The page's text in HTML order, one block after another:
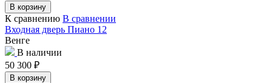
В корзину
К сравнению В сравнении
Входная дверь Пиано 12
Венге
В наличии
50 300 ₽
В корзину